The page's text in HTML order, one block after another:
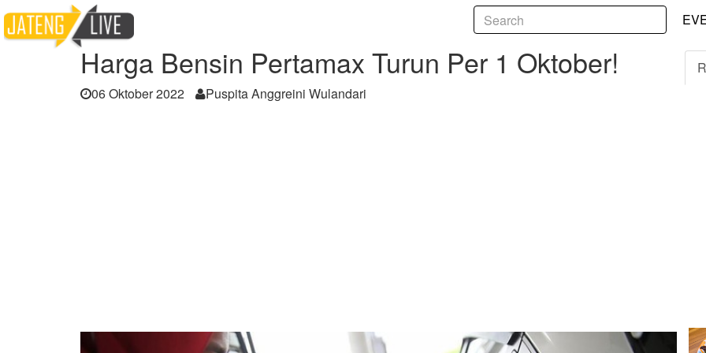
Home
Harga Bensin Pertamax Turun Per 1 Oktober!
06 Oktober 2022 Puspita Anggreini Wulandari